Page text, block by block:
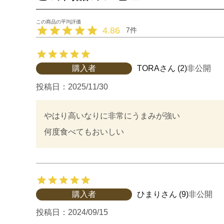
4.86 7
TORA 2
購入者 非公開
投稿日 2025/11/30
やはり高いなりに非常にうまみが強い
何度食べてもおいしい
ひまり 9
購入者 非公開
投稿日 2024/09/15